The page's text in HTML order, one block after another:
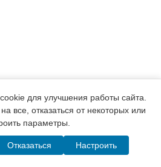
WhatsApp Позвонить
для улучшения работы сайта.
все, отказаться от некоторых или
параметры.
Отказаться Настроить